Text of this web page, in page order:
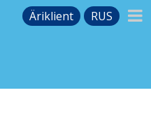
Äriklient RUS